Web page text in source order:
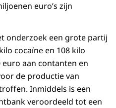
euro’s zijn
onderzoek een grote partij
cocaïne en 108 kilo
euro aan contanten en
de productie van
Inmiddels is een
veroordeeld tot een